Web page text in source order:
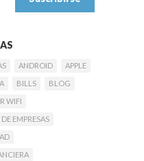
ANDROID
APPLE
BILLS
BLOG
WIFI
EMPRESAS